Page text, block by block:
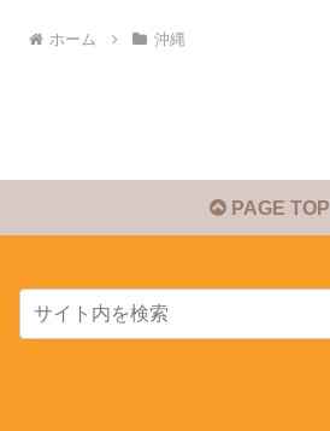
ホーム 沖縄
PAGE TOP